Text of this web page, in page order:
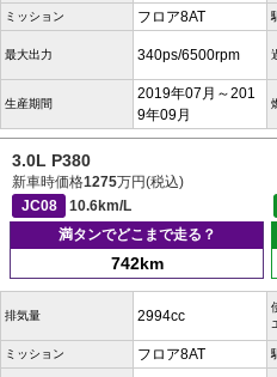
ミッション フロア8AT
最大出力 340ps/6500rpm
生産期間
2019年07月～201
9年09月
3.0L P380
新車時価格1275万円(税込)
JC08
10.6km/L
満タンでどこまで走る？
742km
排気量 2994cc
ミッション フロア8AT